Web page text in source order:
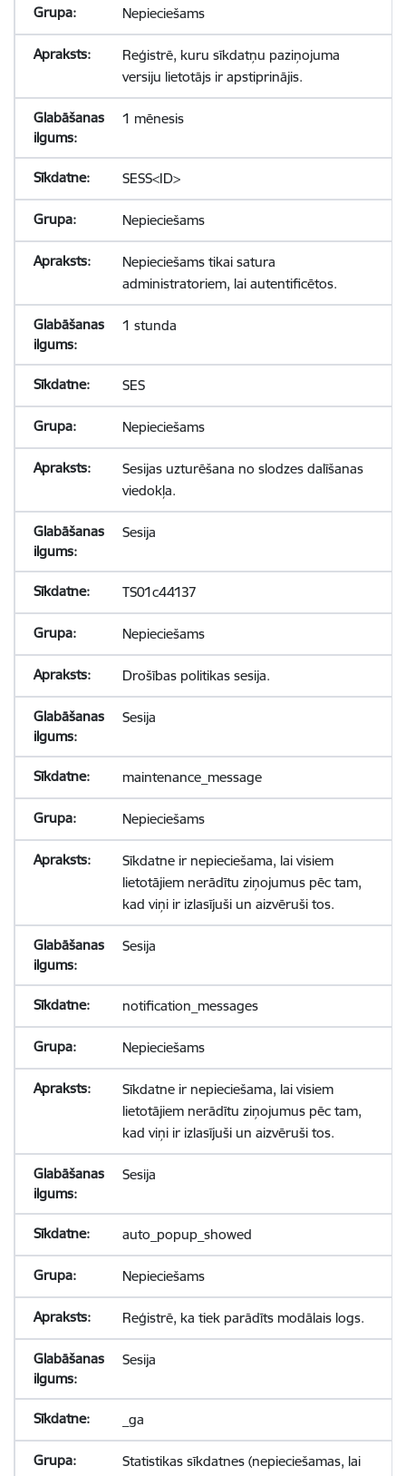
Nepieciešams
Reģistrē, kuru sīkdatņu paziņojuma
versiju lietotājs ir apstiprinājis.
1 mēnesis
SESS<ID>
Nepieciešams
Nepieciešams tikai satura
administratoriem, lai autentificētos.
1 stunda
SES
Nepieciešams
Sesijas uzturēšana no slodzes dalīšanas
viedokļa.
Sesija
TS01c44137
Nepieciešams
Drošības politikas sesija.
Sesija
maintenance_message
Nepieciešams
Sīkdatne ir nepieciešama, lai visiem
lietotājiem nerādītu ziņojumus pēc tam,
kad viņi ir izlasījuši un aizvēruši tos.
Sesija
notification_messages
Nepieciešams
Sīkdatne ir nepieciešama, lai visiem
lietotājiem nerādītu ziņojumus pēc tam,
kad viņi ir izlasījuši un aizvēruši tos.
Sesija
auto_popup_showed
Nepieciešams
Reģistrē, ka tiek parādīts modālais logs.
Sesija
_ga
Statistikas sīkdatnes (nepieciešamas, lai